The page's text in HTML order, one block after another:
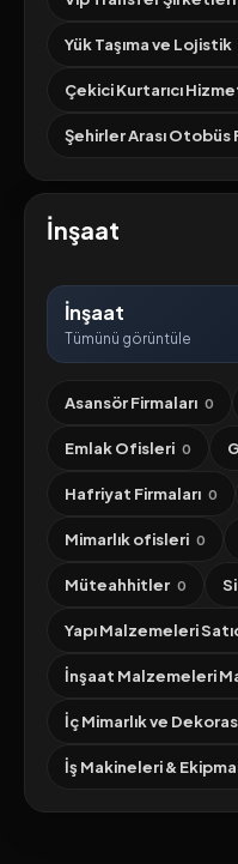
Yük Taşıma ve Lojistik
Çekici Kurtarıcı
Şehirler Arası Otobüs
İnşaat
İnşaat
Tümünü görüntüle
Asansör Firmaları 0
Emlak Ofisleri 0
Hafriyat Firmaları 0
Mimarlık ofisleri 0
Müteahhitler 0
Yapı Malzemeleri
İnşaat Malzemeleri
İç Mimarlık ve
İş Makineleri &